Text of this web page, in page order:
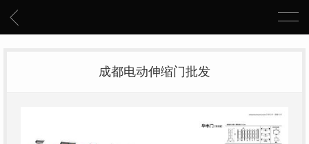
成都电动伸缩门批发